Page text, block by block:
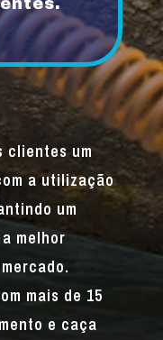
clientes um
a utilização
um
melhor
mais de 15
e caça